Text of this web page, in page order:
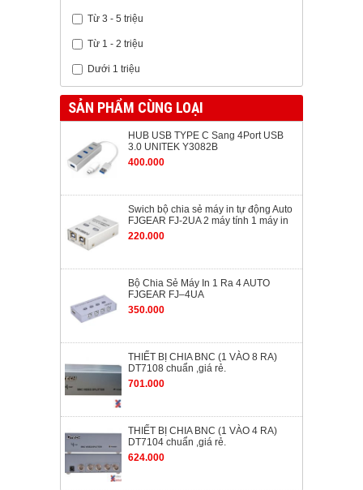
Từ 3 - 5 triệu
Từ 1 - 2 triệu
Dưới 1 triệu
SẢN PHẨM CÙNG LOẠI
HUB USB TYPE C Sang 4Port USB
3.0 UNITEK Y3082B
400.000
Swich bộ chia sẻ máy in tự động Auto
FJGEAR FJ-2UA 2 máy tính 1 máy in
220.000
Bộ Chia Sẻ Máy In 1 Ra 4 AUTO
FJGEAR FJ–4UA
350.000
THIẾT BỊ CHIA BNC (1 VÀO 8 RA)
DT7108 chuẩn ,giá rẻ.
701.000
THIẾT BỊ CHIA BNC (1 VÀO 4 RA)
DT7104 chuẩn ,giá rẻ.
624.000